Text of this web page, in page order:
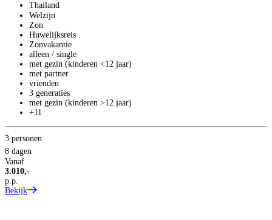
Thailand
Welzijn
Zon
Huwelijksreis
Zonvakantie
alleen / single
met gezin (kinderen <12 jaar)
met partner
vrienden
3 generaties
met gezin (kinderen >12 jaar)
+11
3 personen
8 dagen
Vanaf
3.010,-
p.p.
Bekijk